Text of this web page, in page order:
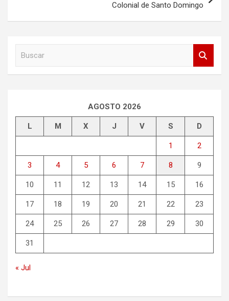
Colonial de Santo Domingo
AGOSTO 2026
L M X J V S D
1 2
3 4 5 6 7 8 9
10 11 12 13 14 15 16
17 18 19 20 21 22 23
24 25 26 27 28 29 30
31
« Jul